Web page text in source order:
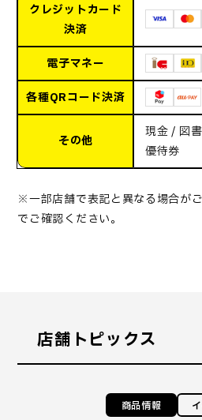
クレジットカード
決済
電子マネー
各種QRコード決済
その他
現金 / 図
優待券
※一部店舗で表記と異なる場合が
でご確認ください。
店舗トピックス
商品情報